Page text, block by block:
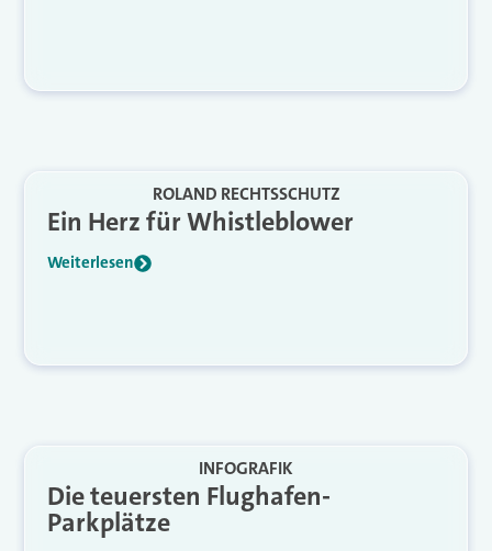
ROLAND RECHTSSCHUTZ
Ein Herz für Whistleblower
Weiterlesen
INFOGRAFIK
Die teuersten Flughafen-
Parkplätze